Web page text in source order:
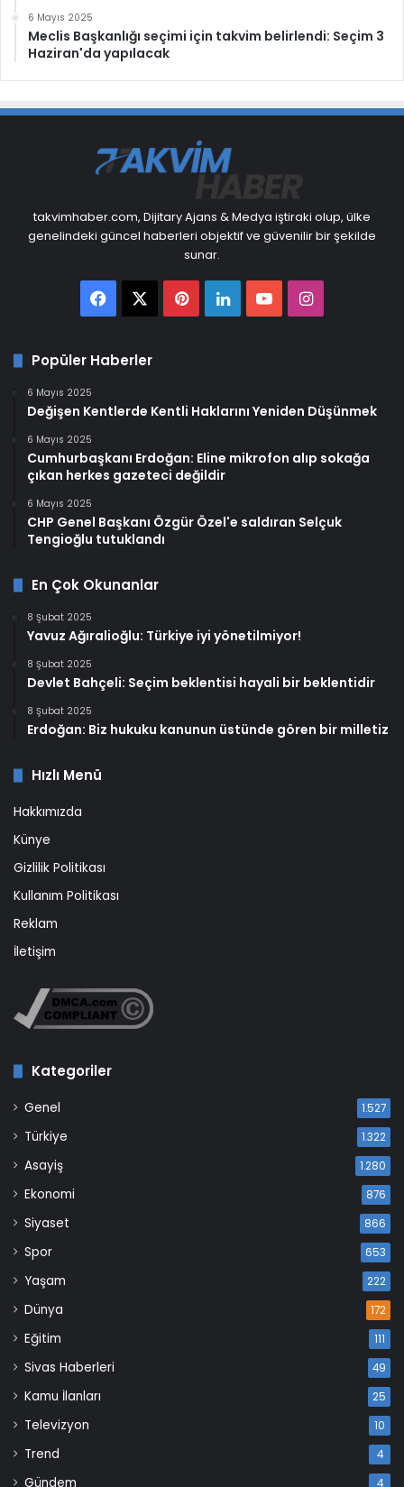
6 Mayıs 2025
Meclis Başkanlığı seçimi için takvim belirlendi: Seçim 3
Haziran'da yapılacak
takvimhaber.com, Dijitary Ajans & Medya iştiraki olup, ülke
genelindeki güncel haberleri objektif ve güvenilir bir şekilde
sunar.
FacebookPinterest
LinkedInYouTubeInstagram
Popüler Haberler
6 Mayıs 2025
Değişen Kentlerde Kentli Haklarını Yeniden Düşünmek
6 Mayıs 2025
Cumhurbaşkanı Erdoğan: Eline mikrofon alıp sokağa
çıkan herkes gazeteci değildir
6 Mayıs 2025
CHP Genel Başkanı Özgür Özel'e saldıran Selçuk
Tengioğlu tutuklandı
En Çok Okunanlar
8 Şubat 2025
Yavuz Ağıralioğlu: Türkiye iyi yönetilmiyor!
8 Şubat 2025
Devlet Bahçeli: Seçim beklentisi hayali bir beklentidir
8 Şubat 2025
Erdoğan: Biz hukuku kanunun üstünde gören bir milletiz
Hızlı Menü
Hakkımızda
Künye
Gizlilik Politikası
Kullanım Politikası
Reklam
İletişim
Kategoriler
Genel 1.527
Türkiye 1.322
Asayiş 1.280
Ekonomi 876
Siyaset 866
Spor 653
Yaşam 222
Dünya 172
Eğitim 111
Sivas Haberleri 49
Kamu İlanları 25
Televizyon 10
Trend 4
Gündem 4